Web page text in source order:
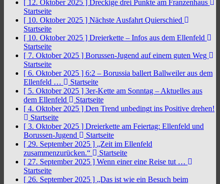
[ 12. Oktober 2025 ] Dreckige drei Punkte am Franzenhaus
Startseite
[ 10. Oktober 2025 ] Nächste Ausfahrt Quierschied
Startseite
[ 10. Oktober 2025 ] Dreierkette – Infos aus dem Ellenfeld
Startseite
[ 7. Oktober 2025 ] Borussen-Jugend auf einem guten Weg
Startseite
[ 6. Oktober 2025 ] 6:2 – Borussia ballert Ballweiler aus dem
Ellenfeld …
Startseite
[ 5. Oktober 2025 ] 3er-Kette am Sonntag – Aktuelles aus
dem Ellenfeld
Startseite
[ 4. Oktober 2025 ] Den Trend unbedingt ins Positive drehen!
Startseite
[ 3. Oktober 2025 ] Dreierkette am Feiertag: Ellenfeld und
Borussen-Jugend
Startseite
[ 29. September 2025 ] „Zeit im Ellenfeld
zusammenzurücken.“
Startseite
[ 27. September 2025 ] Wenn einer eine Reise tut …
Startseite
[ 26. September 2025 ] „Das ist wie ein Besuch beim